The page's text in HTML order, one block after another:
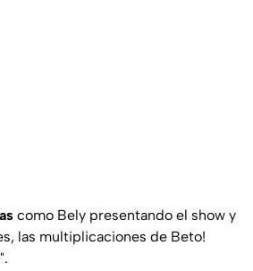
como Bely presentando el show y
las multiplicaciones de Beto!